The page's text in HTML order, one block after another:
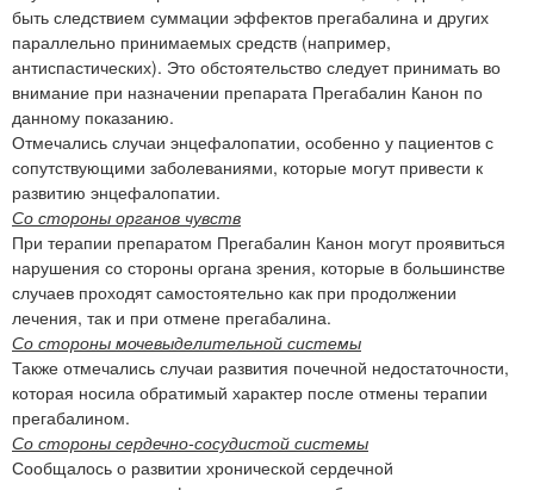
быть следствием суммации эффектов прегабалина и других
параллельно принимаемых средств (например,
антиспастических). Это обстоятельство следует принимать во
внимание при назначении препарата Прегабалин Канон по
данному показанию.
Отмечались случаи энцефалопатии, особенно у пациентов с
сопутствующими заболеваниями, которые могут привести к
развитию энцефалопатии.
Со стороны органов чувств
При терапии препаратом Прегабалин Канон могут проявиться
нарушения со стороны органа зрения, которые в большинстве
случаев проходят самостоятельно как при продолжении
лечения, так и при отмене прегабалина.
Со стороны мочевыделительной системы
Также отмечались случаи развития почечной недостаточности,
которая носила обратимый характер после отмены терапии
прегабалином.
Со стороны сердечно-сосудистой системы
Сообщалось о развитии хронической сердечной